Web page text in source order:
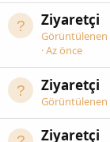
Ziyaretçi
Görüntülenen
Az önce
Ziyaretçi
Görüntülenen
Ziyaretçi